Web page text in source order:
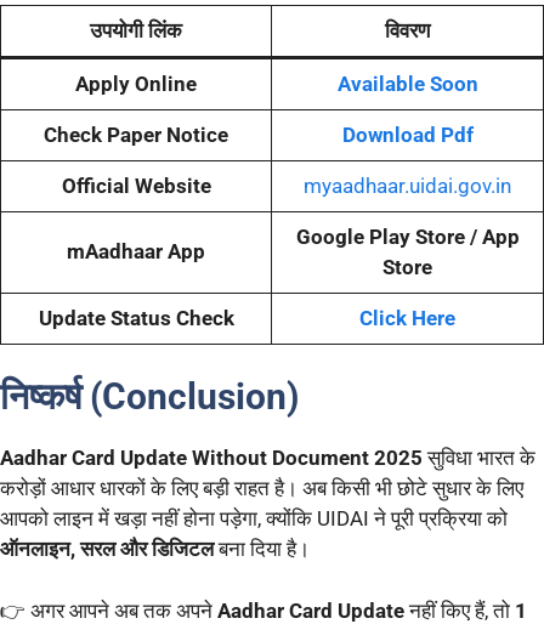
उपयोगी लिंक विवरण
Apply Online Available Soon
Check Paper Notice Download Pdf
Official Website myaadhaar.uidai.gov.in
mAadhaar App
Google Play Store / App
Store
Update Status Check Click Here
निष्कर्ष (Conclusion)
Aadhar Card Update Without Document 2025 सुविधा भारत के
करोड़ों आधार धारकों के लिए बड़ी राहत है। अब किसी भी छोटे सुधार के लिए
आपको लाइन में खड़ा नहीं होना पड़ेगा, क्योंकि UIDAI ने पूरी प्रक्रिया को
ऑनलाइन, सरल और डिजिटलबना दिया है।
👉 अगर आपने अब तक अपने Aadhar Card Updateनहीं किए हैं, तो 1